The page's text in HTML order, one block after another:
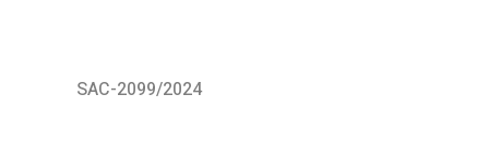
SAC-2099/2024